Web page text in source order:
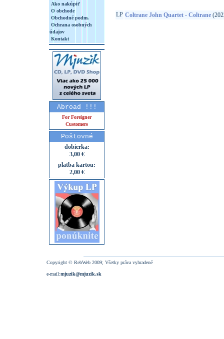
Ako nakúpiť
O obchode
Obchodné podm.
Ochrana osobných
údajov
Kontakt
Abroad !!!
For Foreigner
Customers
Poštovné
dobierka:
3,00 €
platba kartou:
2,00 €
LP Coltrane John Quartet - Coltrane
Copyright © RebWeb 2009; Všetky práva vyhradené
e-mail:mjuzik@mjuzik.sk